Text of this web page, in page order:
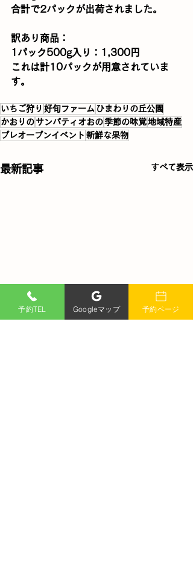
合計で2パックが出荷されました。
訳あり商品：
1パック500g入り：1,300円
これは計10パックが用意されていま
す。
いちご狩り 好旬ファーム ひまわりの丘公園
かおりの サンパティオおの季節の味覚地域特産
プレオープンイベント 新鮮な果物
最新記事 すべて表示
予約TEL Googleマップ 予約ページ